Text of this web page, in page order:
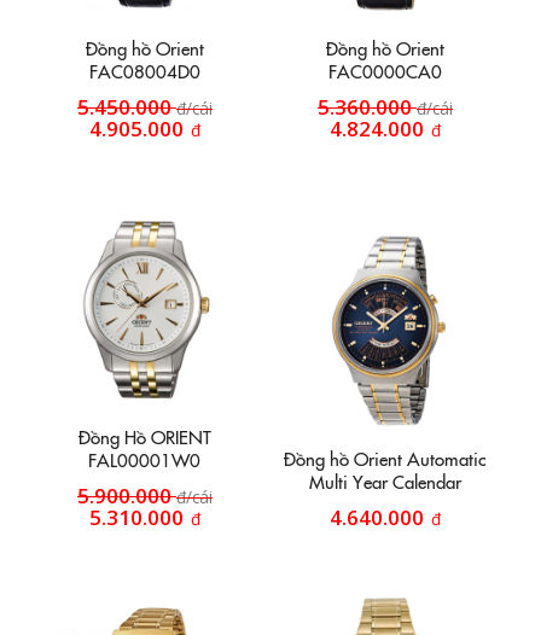
Đồng hồ Orient
FAC08004D0
5.450.000đ/cái
4.905.000 đ
Đồng hồ Orient
FAC0000CA0
5.360.000đ/cái
4.824.000 đ
Đồng Hồ ORIENT
FAL00001W0
5.900.000đ/cái
5.310.000 đ
Đồng hồ Orient Automatic
Multi Year Calendar
phối vàng mặt xanh
4.640.000 đ